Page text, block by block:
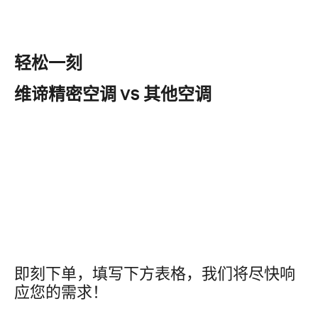
轻松一刻
维谛精密空调 VS 其他空调
即刻下单，填写下方表格，我们将尽快响
应您的需求！